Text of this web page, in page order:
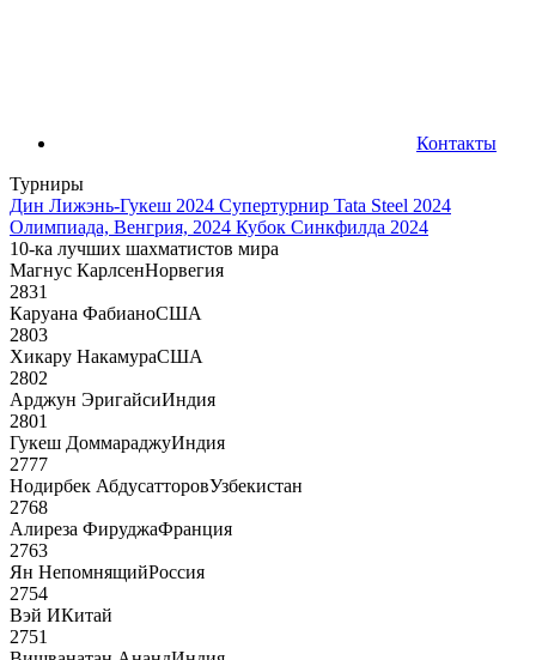
Контакты
Турниры
Дин Лижэнь-Гукеш 2024 Супертурнир Tata Steel 2024
Олимпиада, Венгрия, 2024 Кубок Синкфилда 2024
10-ка лучших шахматистов мира
Магнус КарлсенНорвегия
2831
Каруана ФабианоСША
2803
Хикару НакамураСША
2802
Арджун ЭригайсиИндия
2801
Гукеш ДоммараджуИндия
2777
Нодирбек АбдусатторовУзбекистан
2768
Алиреза ФируджаФранция
2763
Ян НепомнящийРоссия
2754
Вэй ИКитай
2751